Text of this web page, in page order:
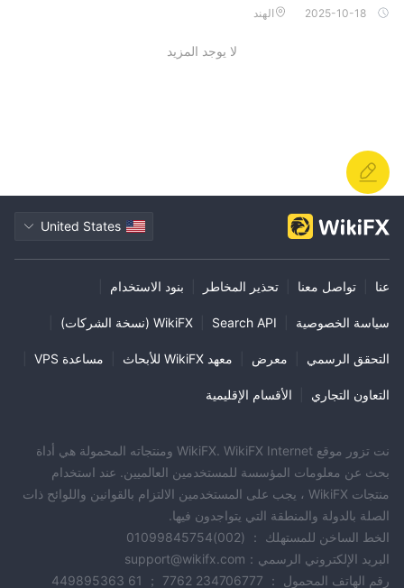
2025-10-18 الهند
لا يوجد المزيد
United States
عنا تواصل معنا تحذير المخاطر بنود الاستخدام
سياسة الخصوصية Search API WikiFX (نسخة الشركات)
التحقق الرسمي معرض معهد WikiFX للأبحاث مساعدة VPS
التعاون التجاري الأقسام الإقليمية
نت تزور موقع WikiFX. WikiFX Internet ومنتجاته المحمولة هي أداة
بحث عن معلومات المؤسسة للمستخدمين العالميين. عند استخدام
منتجات WikiFX ، يجب على المستخدمين الالتزام بالقوانين واللوائح ذات
الصلة بالدولة والمنطقة التي يتواجدون فيها.
الخط الساخن للمستهلك ： (002)01099845754
البريد الإلكتروني الرسمي：support@wikifx.com
رقم الهاتف المحمول ： 234706777 7762 ； 61 449895363